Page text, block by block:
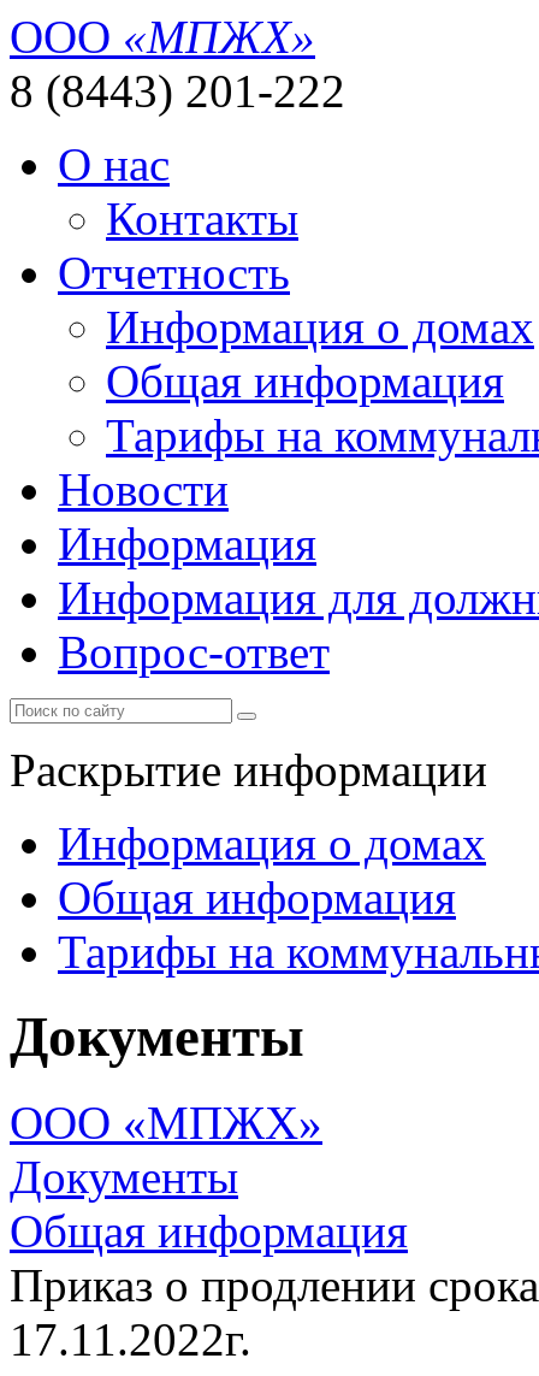
ООО «МПЖХ»
8 (8443) 201-222
О нас
Контакты
Отчетность
Информация о домах
Общая информация
Тарифы на
Новости
Информация
Информация для
Вопрос-ответ
Раскрытие информации
Информация о домах
Общая информация
Тарифы на
Документы
ООО «МПЖХ»
Документы
Общая информация
Приказ о продлении
17.11.2022г.